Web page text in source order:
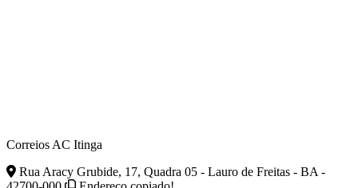
Correios AC Itinga
Rua Aracy Grubide, 17, Quadra 05 - Lauro de Freitas - BA -